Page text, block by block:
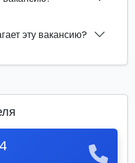
эту вакансию?